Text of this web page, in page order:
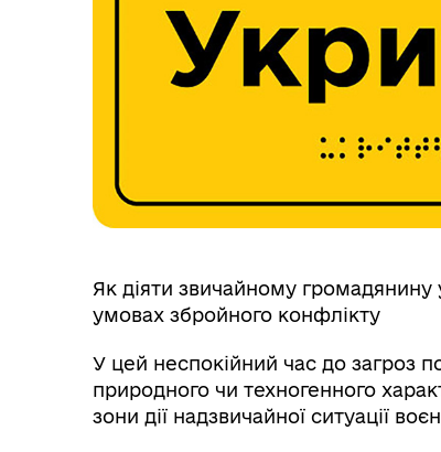
Як діяти звичайному громадянину
умовах збройного конфлікту
У цей неспокійний час до загроз
природного чи техногенного
зони дії надзвичайної ситуації